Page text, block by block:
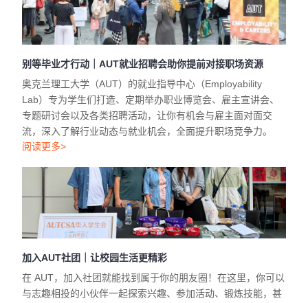
别等毕业才行动｜AUT就业招聘会助你提前对接职场资源
奥克兰理工大学（AUT）的就业指导中心（Employability
Lab）专为学生们打造、定期举办职业博览会、雇主宣讲会、
专题研讨会以及各类招聘活动，让你有机会与雇主面对面交
流，深入了解行业动态与就业机会，全面提升职场竞争力。
阅读更多>
加入AUT社团｜让校园生活更精彩
在 AUT，加入社团就能找到属于你的朋友圈！在这里，你可以
与志趣相投的小伙伴一起探索兴趣、参加活动、锻炼技能，甚